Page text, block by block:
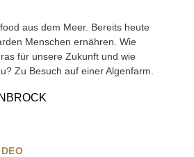
aus dem Meer. Bereits heute
Menschen ernähren. Wie
für unsere Zukunft und wie
Zu Besuch auf einer Algenfarm.